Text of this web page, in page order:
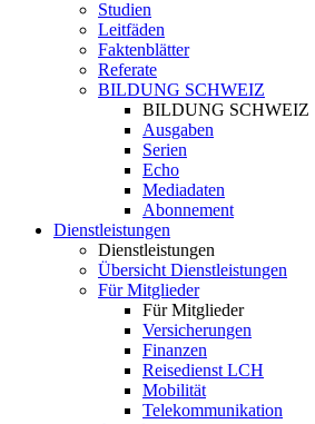
Studien
Leitfäden
Faktenblätter
Referate
BILDUNG SCHWEIZ
BILDUNG SCHWEIZ
Ausgaben
Serien
Echo
Mediadaten
Abonnement
Dienstleistungen
Dienstleistungen
Übersicht Dienstleistungen
Für Mitglieder
Für Mitglieder
Versicherungen
Finanzen
Reisedienst LCH
Mobilität
Telekommunikation